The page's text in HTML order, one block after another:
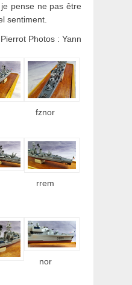
pense ne pas être
sentiment.
Photos : Yann
fznor
rrem
nor